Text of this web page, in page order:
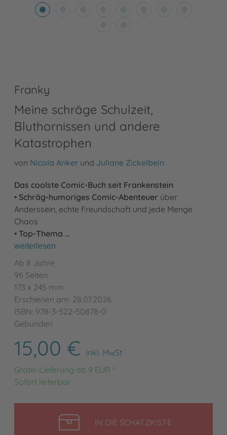
Franky
Meine schräge Schulzeit,
Bluthornissen und andere
Katastrophen
von Nicola Anker und Juliane Zickelbein
Das coolste Comic-Buch seit Frankenstein
• Schräg-humoriges Comic-Abenteuer über
Anderssein, echte Freundschaft und jede Menge
Chaos
• Top-Thema …
weiterlesen
Ab 8 Jahre
96 Seiten
173 x 245 mm
Erschienen am: 28.07.2026
ISBN: 978-3-522-50878-0
Gebunden
15,00 €
inkl. MwSt
Gratis-Lieferung ab 9 EUR *
Sofort lieferbar
IN DIE SCHATZKISTELEGEN